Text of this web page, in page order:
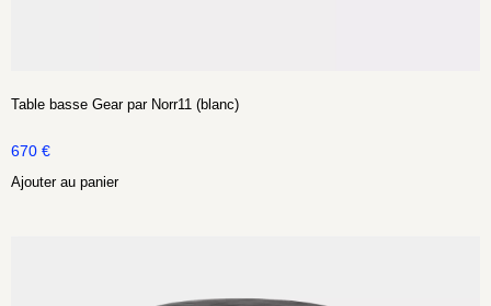
Table basse Gear par Norr11 (blanc)
670 €
Ajouter au panier